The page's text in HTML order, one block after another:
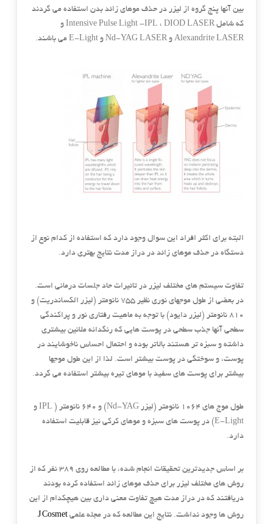
بین آنها پنج گروه از لیزر در حذف موهای زائد بدن استفاده می گردند
که شامل Intensive Pulse Light -IPL ، DIOD LASER و
Alexandrite LASER و Nd-YAG LASER و E-Light می باشند.
البته برای اکثر افراد این سوال وجود دارد که استفاده از کدام نوع از
دستگاه در حذف موهای زائد در دراز مدت نتایج بهتری دارد.
تفاوت سیستم های مختلف لیزر در تائیرات حاد جلسات درمانی است.
در بعضی از طول موجهای نوری نظیر ۷۵۵ نانومتر (لیزر الکساندریت) و
۸۱۰ نانومتر (لیزر دایود) با توجه به ماهیت رفتاری نور و پراکندگی
سطحی آنها جذب سطحی در پوست هایی که رنگدانه ملانین بیشتری
داشته و سبزه تر هستند بالاتر بوده و احتمال احساس ناخوشایند در
پوست، و سوختگی در پوست بیشتر است. لذا از این طول موجها
بیشتر برای پوست های سفید با موهای تیره بیشتر استفاده می گردد.
طول موج های ۱۰۶۴ نانومتر (لیزر Nd-YAG) و ۶۴۰ نانومتر ( IPL و
E-Light) در پوست های سبزه و موهای کرکی نیز قابلیت استفاده
دارد.
بر اساس جدیدترین تحقیقات انجام شده، با مطالعه روی ۳۸۹ نفر که از
روش های مختلف لیزر برای حذف موهای زائد استفاده کرده بودند
دریافتند که در دراز مدت هیچ تفاوت معنی داری بین هیچکدام از این
روش ها وجود نداشت. نتایج این مطالعه که در مجله علمی J Cosmet